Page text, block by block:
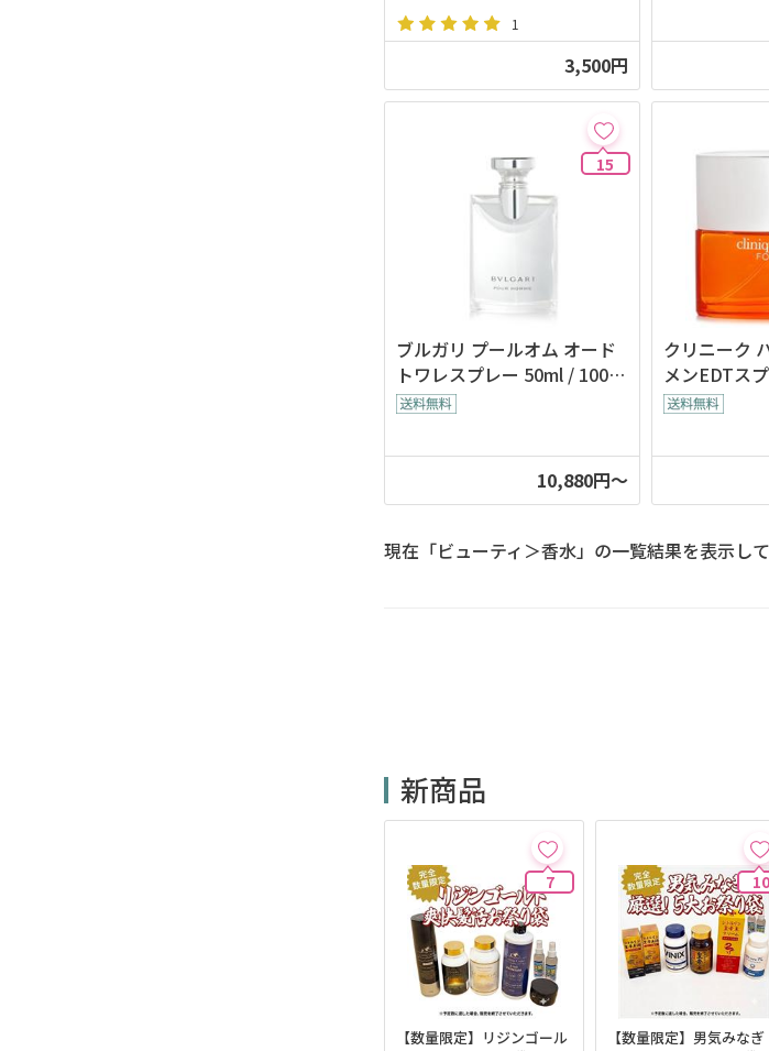
1
3,500円
15
ブルガリ プールオム オード
トワレスプレー 50ml / 100m
l
10,880円～
クリニーク
メンEDTス
現在「ビューティ＞香水」の一覧結果を表示して
新商品
7
【数量限定】リジンゴール
10
【数量限定】男気みなぎ